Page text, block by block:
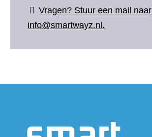
Vragen? Stuur een mail naar
info@smartwayz.nl.